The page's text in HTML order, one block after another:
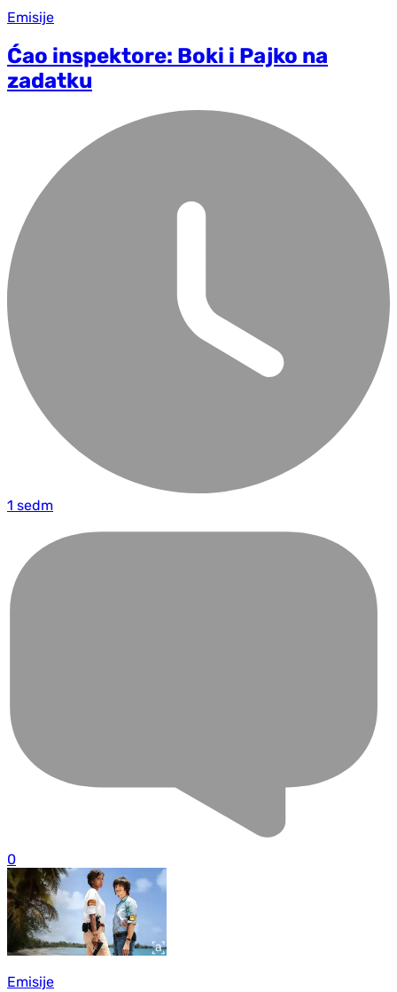
Emisije
Ćao inspektore: Boki i Pajko na
zadatku
1 sedm
0
Emisije